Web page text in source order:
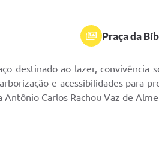
Praça da
destinado ao lazer,
e acessibilidades para
Antônio Carlos Rachou Vaz de